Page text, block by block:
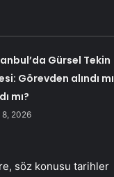
Gürsel Tekin
Görevden alındı mı
mı?
8, 2026
söz konusu tarihler